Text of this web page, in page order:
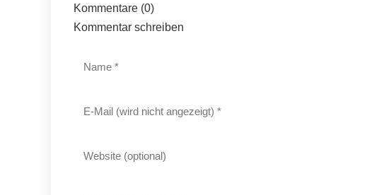
Kommentare (0)
Kommentar schreiben